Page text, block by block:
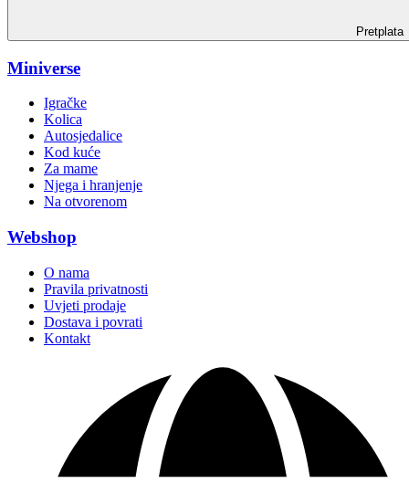
Pretplata
Miniverse
Igračke
Kolica
Autosjedalice
Kod kuće
Za mame
Njega i hranjenje
Na otvorenom
Webshop
O nama
Pravila privatnosti
Uvjeti prodaje
Dostava i povrati
Kontakt